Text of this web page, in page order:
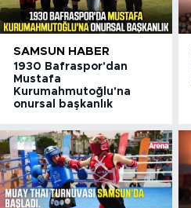
SAMSUN HABER
1930 Bafraspor'dan
Mustafa
Kurumahmutoğlu'na
onursal başkanlık